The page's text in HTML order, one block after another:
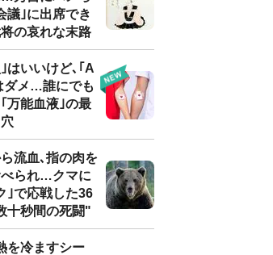
議｣に出席でき
の哀れな末路
はいいけど､｢A
メ…誰にでも
万能血液｣の最
流血､指の肉を
べられ…クマに
｣で応戦した36
十秒間の死闘"
を冷ますシー